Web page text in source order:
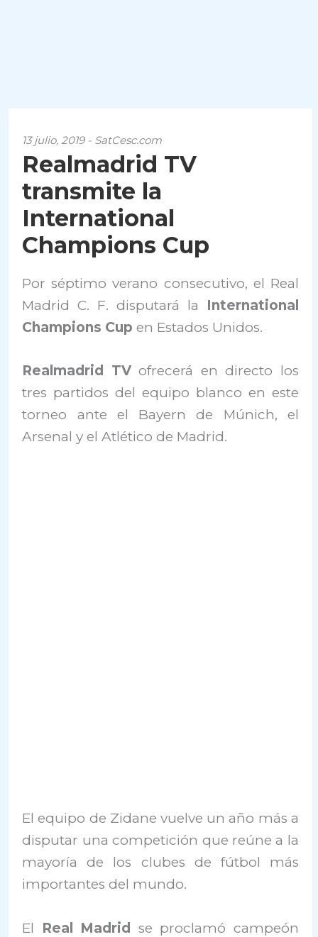
13 julio, 2019 - SatCesc.com
Realmadrid TV
transmite la
International
Champions Cup
Por séptimo verano consecutivo, el Real
Madrid C. F. disputará la International
Champions Cup en Estados Unidos.
Realmadrid TVofrecerá en directo los
tres partidos del equipo blanco en este
torneo ante el Bayern de Múnich, el
Arsenal y el Atlético de Madrid.
El equipo de Zidane vuelve un año más a
disputar una competición que reúne a la
mayoría de los clubes de fútbol más
importantes del mundo.
El Real Madrid
se proclamó campeón